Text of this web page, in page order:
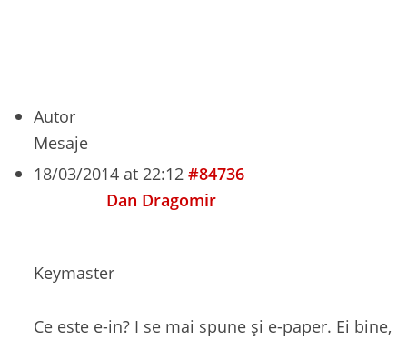
Autor
Mesaje
18/03/2014 at 22:12 #84736
Dan Dragomir
Keymaster
Ce este e-in? I se mai spune și e-paper. Ei bine,